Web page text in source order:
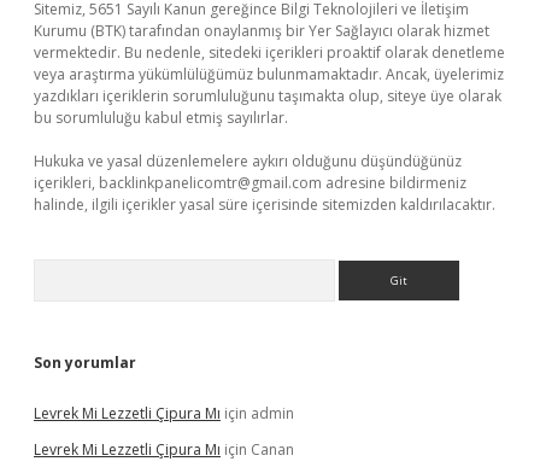
Sitemiz, 5651 Sayılı Kanun gereğince Bilgi Teknolojileri ve İletişim
Kurumu (BTK) tarafından onaylanmış bir Yer Sağlayıcı olarak hizmet
vermektedir. Bu nedenle, sitedeki içerikleri proaktif olarak denetleme
veya araştırma yükümlülüğümüz bulunmamaktadır. Ancak, üyelerimiz
yazdıkları içeriklerin sorumluluğunu taşımakta olup, siteye üye olarak
bu sorumluluğu kabul etmiş sayılırlar.
Hukuka ve yasal düzenlemelere aykırı olduğunu düşündüğünüz
içerikleri, backlinkpanelicomtr@gmail.com adresine bildirmeniz
halinde, ilgili içerikler yasal süre içerisinde sitemizden kaldırılacaktır.
Son yorumlar
Levrek Mi Lezzetli Çipura Mı için admin
Levrek Mi Lezzetli Çipura Mı için Canan